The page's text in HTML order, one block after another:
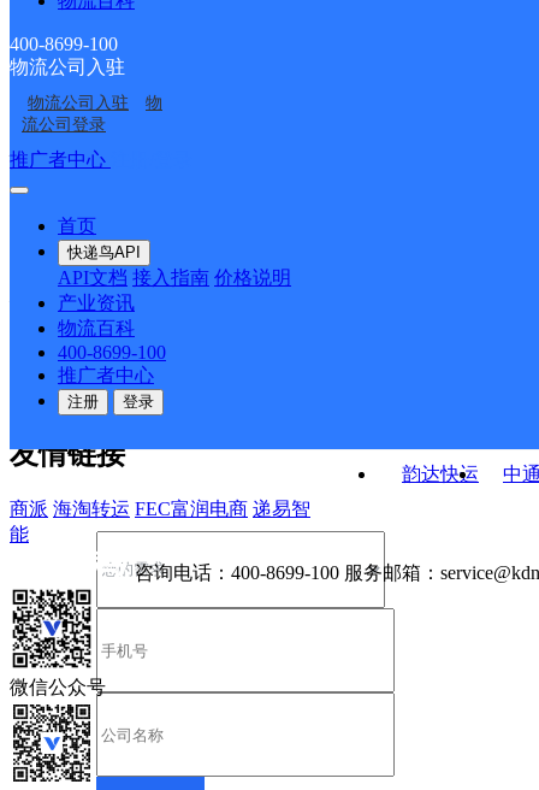
400-8699-100
物流公司入驻
物流公司入驻
物
流公司登录
推广者中心
首页
快递鸟API
API文档 接入指南 价格说明
产业资讯
物流百科
400-8699-100
推广者中心
注册 登录
ID11836
河北鸡泽公司
小寨邮政支局
双塔镇邮政所
南北拐万达超市
韵达快运
中
接口API
API接口 DEMO下载
关于我们
公司介绍 企业动态
合作伙伴 快递鸟接口服务协议
户隐私政策
友情链接
商派 海淘转运 FEC富润电商 递易智
能
咨询电话： 400-8699-100 服务邮箱：
微信公众号